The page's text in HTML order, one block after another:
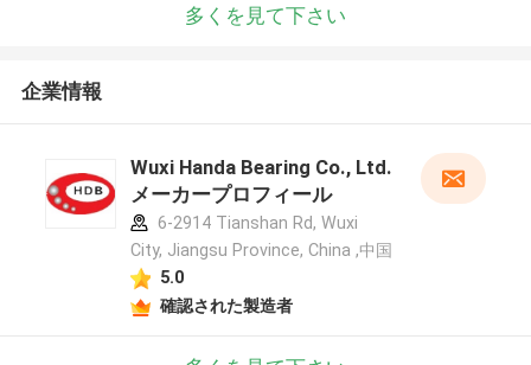
多くを見て下さい
企業情報
Wuxi Handa Bearing Co., Ltd.
メーカープロフィール
6-2914 Tianshan Rd, Wuxi
City, Jiangsu Province, China ,中国
5.0
確認された製造者